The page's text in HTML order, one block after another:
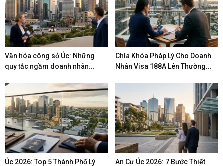
Văn hóa công sở Úc: Những
quy tắc ngầm doanh nhân...
Chìa Khóa Pháp Lý Cho Doanh
Nhân Visa 188A Lên Thường...
Úc 2026: Top 5 Thành Phố Lý
An Cư Úc 2026: 7 Bước Thiết